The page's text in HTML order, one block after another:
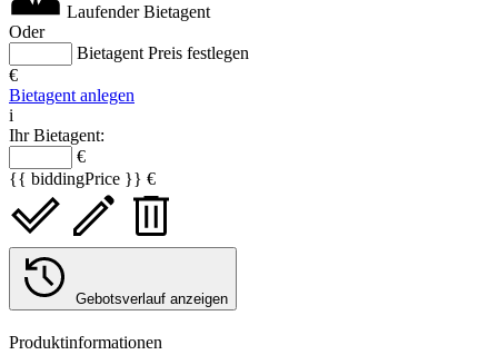
Laufender Bietagent
Oder
Bietagent Preis festlegen
€
Bietagent anlegen
i
Ihr Bietagent:
€
{{ biddingPrice }} €
Gebotsverlauf anzeigen
Produktinformationen